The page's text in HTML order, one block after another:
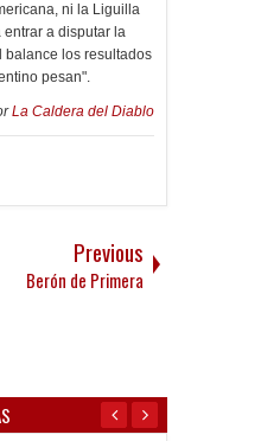
ni la Liguilla
entrar a disputar la
balance los resultados
pesan".
La Caldera del Diablo
Previous
Berón de Primera